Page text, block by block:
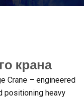
крана
Crane – engineered
positioning heavy